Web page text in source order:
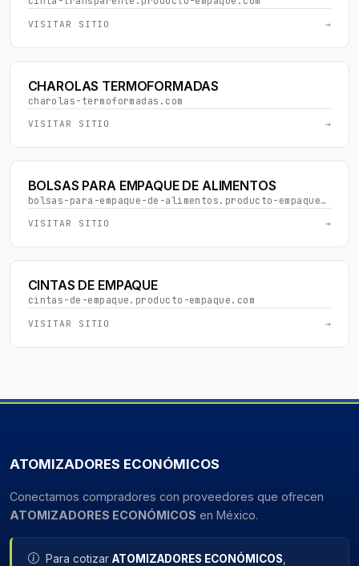
VISITAR SITIO →
CHAROLAS TERMOFORMADAS
charolas-termoformadas.com
VISITAR SITIO →
BOLSAS PARA EMPAQUE DE ALIMENTOS
bolsas-para-empaque-de-alimentos.producto-empaque.com
VISITAR SITIO →
CINTAS DE EMPAQUE
cintas-de-empaque.producto-empaque.com
VISITAR SITIO →
ATOMIZADORES ECONÓMICOS
Conectamos compradores con proveedores que ofrecen
ATOMIZADORES ECONÓMICOS en México.
Para cotizar ATOMIZADORES ECONÓMICOS